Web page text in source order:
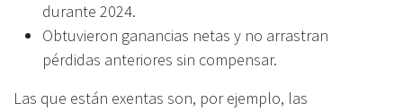
durante 2024.
Obtuvieron ganancias netas y no arrastran
pérdidas anteriores sin compensar.
Las que están exentas son, por ejemplo, las